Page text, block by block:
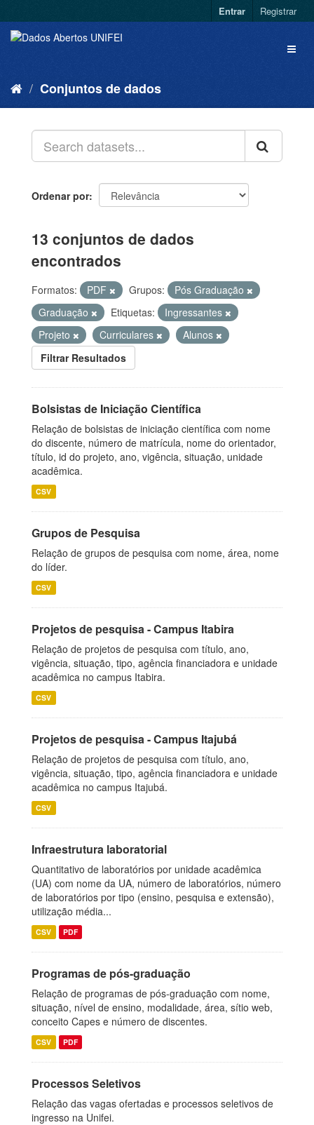
Entrar Registrar
Conjuntos de dados
Ordenar por
13 conjuntos de dados
encontrados
Formatos: PDF Grupos:
Pós Graduação
Graduação
Etiquetas:
Ingressantes
Projeto
Curriculares
Alunos
Filtrar Resultados
Bolsistas de Iniciação Científica
Relação de bolsistas de iniciação científica com nome
do discente, número de matrícula, nome do orientador,
título, id do projeto, ano, vigência, situação, unidade
acadêmica.
CSV
Grupos de Pesquisa
Relação de grupos de pesquisa com nome, área, nome
do líder.
CSV
Projetos de pesquisa - Campus Itabira
Relação de projetos de pesquisa com título, ano,
vigência, situação, tipo, agência financiadora e unidade
acadêmica no campus Itabira.
CSV
Projetos de pesquisa - Campus Itajubá
Relação de projetos de pesquisa com título, ano,
vigência, situação, tipo, agência financiadora e unidade
acadêmica no campus Itajubá.
CSV
Infraestrutura laboratorial
Quantitativo de laboratórios por unidade acadêmica
(UA) com nome da UA, número de laboratórios, número
de laboratórios por tipo (ensino, pesquisa e extensão),
utilização média...
CSV PDF
Programas de pós-graduação
Relação de programas de pós-graduação com nome,
situação, nível de ensino, modalidade, área, sítio web,
conceito Capes e número de discentes.
CSV PDF
Processos Seletivos
Relação das vagas ofertadas e processos seletivos de
ingresso na Unifei.